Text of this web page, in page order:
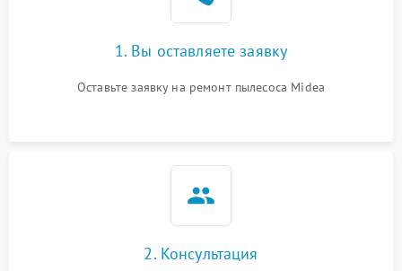
1. Вы оставляете заявку
Оставьте заявку на ремонт пылесоса Midea
2. Консультация